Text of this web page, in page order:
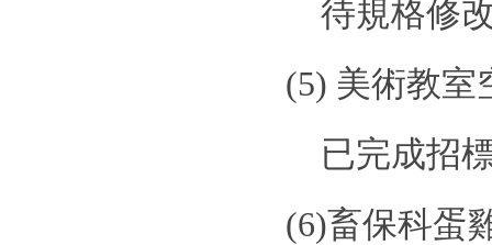
待規格修
(5) 美術教室
已完成招
(6)畜保科蛋